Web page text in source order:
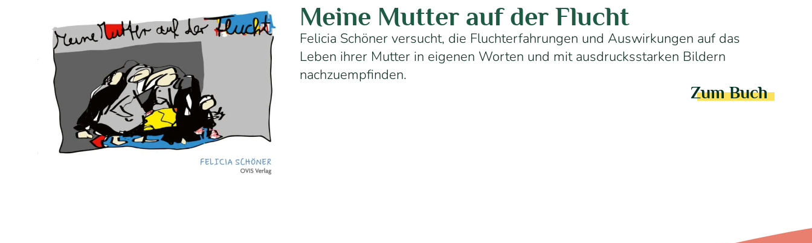
Meine Mutter auf der Flucht
Felicia Schöner versucht, die Fluchterfahrungen und Auswirkungen auf das
Leben ihrer Mutter in eigenen Worten und mit ausdrucksstarken Bildern
nachzuempfinden.
Zum Buch